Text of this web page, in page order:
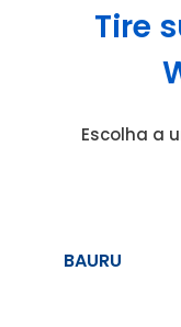
Tire
Escolha a
BAURU